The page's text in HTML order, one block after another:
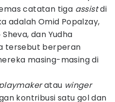
catatan tiga assistdi
adalah Omid Popalzay,
dan Yudha
tersebut berperan
masing-masing di
atau winger
kontribusi satu gol dan